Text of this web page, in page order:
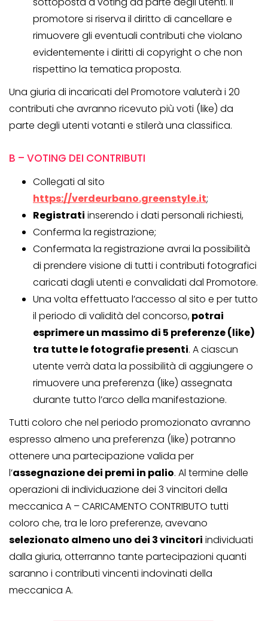
promotore si riserva il diritto di cancellare e
rimuovere gli eventuali contributi che violano
evidentemente i diritti di copyright o che non
rispettino la tematica proposta.
Una giuria di incaricati del Promotore valuterà i 20
contributi che avranno ricevuto più voti (like) da
parte degli utenti votanti e stilerà una classifica.
B – VOTING DEI CONTRIBUTI
Collegati al sito
https://verdeurbano.greenstyle.it;
Registrati inserendo i dati personali richiesti,
Conferma la registrazione;
Confermata la registrazione avrai la possibilità
di prendere visione di tutti i contributi fotografici
caricati dagli utenti e convalidati dal Promotore.
Una volta effettuato l’accesso al sito e per tutto
il periodo di validità del concorso,potrai
esprimere un massimo di 5 preferenze (like)
tra tutte le fotografie presenti. A ciascun
utente verrà data la possibilità di aggiungere o
rimuovere una preferenza (like) assegnata
durante tutto l’arco della manifestazione.
Tutti coloro che nel periodo promozionato avranno
espresso almeno una preferenza (like) potranno
ottenere una partecipazione valida per
l’assegnazione dei premi in palio. Al termine delle
operazioni di individuazione dei 3 vincitori della
meccanica A – CARICAMENTO CONTRIBUTO tutti
coloro che, tra le loro preferenze, avevano
selezionato almeno uno dei 3 vincitori individuati
dalla giuria, otterranno tante partecipazioni quanti
saranno i contributi vincenti indovinati della
meccanica A.